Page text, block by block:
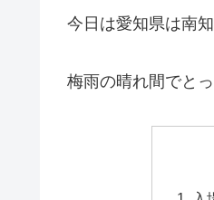
今日は愛知県は南
梅雨の晴れ間でと